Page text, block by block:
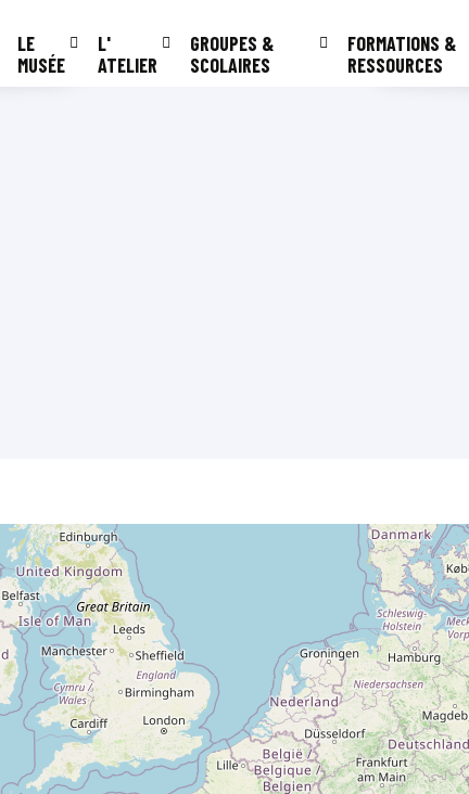
LE
MUSÉE
L'
ATELIER
GROUPES &
SCOLAIRES
FORMATIONS &
RESSOURCES